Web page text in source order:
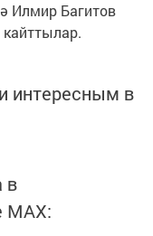
Илмир Багитов
интересным в
в
MАХ: